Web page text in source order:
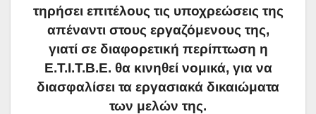
τηρήσει επιτέλους τις υποχρεώσεις της
απέναντι στους εργαζόμενους της,
γιατί σε διαφορετική περίπτωση η
Ε.Τ.Ι.Τ.Β.Ε. θα κινηθεί νομικά, για να
διασφαλίσει τα εργασιακά δικαιώματα
των μελών της.